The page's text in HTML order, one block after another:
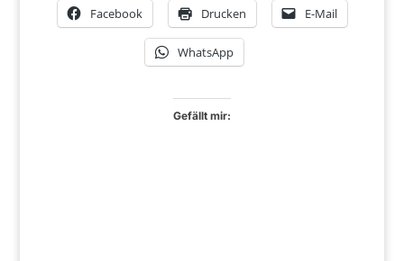
Facebook Drucken E-Mail
WhatsApp
Gefällt mir: